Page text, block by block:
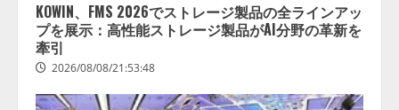
KOWIN、FMS 2026でストレージ製品の全ラインアッ
プを展示：高性能ストレージ製品がAI分野の革新を
牽引
2026/08/08/21:53:48